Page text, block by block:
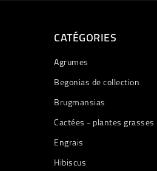
CATÉGORIES
Agrumes
Begonias de collection
Brugmansias
Cactées - plantes grasses
Engrais
Hibiscus